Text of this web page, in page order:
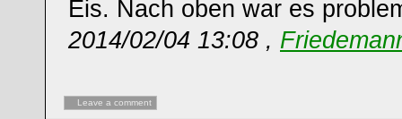
Eis. Nach oben war es
2014/02/04 13:08 ,
Leave a comment